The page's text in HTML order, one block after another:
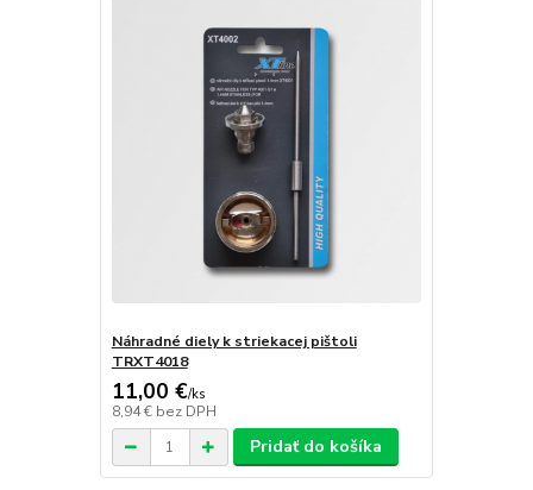
Náhradné diely k striekacej pištoli
TRXT4018
11,00 €/ks
8,94 € bez DPH
Pridať do košíka